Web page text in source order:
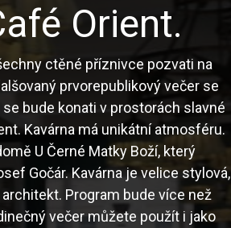
Orient.
ctěné příznivce pozvati na
prvorepublikový večer se
bude konati v prostorách slavné
Kavárna má unikátní atmosféru.
U Černé Matky Boží, který
Gočár. Kavárna je velice stylová,
Program bude více než
večer můžete použít i jako